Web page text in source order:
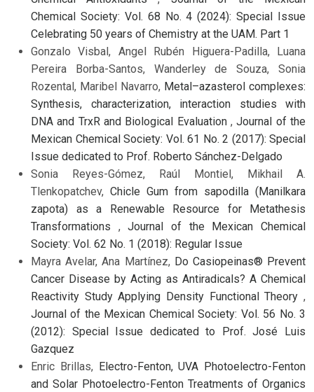
Chemical Society: Vol. 68 No. 4 (2024): Special Issue
Celebrating 50 years of Chemistry at the UAM. Part 1
Gonzalo Visbal, Angel Rubén Higuera-Padilla, Luana
Pereira Borba-Santos, Wanderley de Souza, Sonia
Rozental, Maribel Navarro, Metal–azasterol complexes:
Synthesis, characterization, interaction studies with
DNA and TrxR and Biological Evaluation ,Journal of the
Mexican Chemical Society: Vol. 61 No. 2 (2017): Special
Issue dedicated to Prof. Roberto Sánchez-Delgado
Sonia Reyes-Gómez, Raúl Montiel, Mikhail A.
Tlenkopatchev, Chicle Gum from sapodilla (Manilkara
zapota) as a Renewable Resource for Metathesis
Transformations ,Journal of the Mexican Chemical
Society: Vol. 62 No. 1 (2018): Regular Issue
Mayra Avelar, Ana Martínez, Do Casiopeinas® Prevent
Cancer Disease by Acting as Antiradicals? A Chemical
Reactivity Study Applying Density Functional Theory ,
Journal of the Mexican Chemical Society: Vol. 56 No. 3
(2012): Special Issue dedicated to Prof. José Luis
Gazquez
Enric Brillas, Electro-Fenton, UVA Photoelectro-Fenton
and Solar Photoelectro-Fenton Treatments of Organics